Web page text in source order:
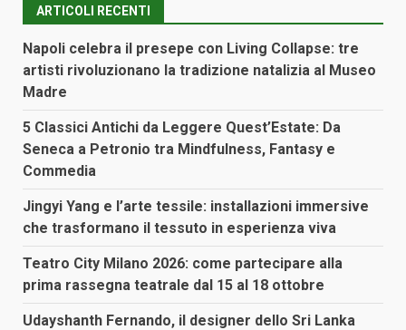
ARTICOLI RECENTI
Napoli celebra il presepe con Living Collapse: tre
artisti rivoluzionano la tradizione natalizia al Museo
Madre
5 Classici Antichi da Leggere Quest’Estate: Da
Seneca a Petronio tra Mindfulness, Fantasy e
Commedia
Jingyi Yang e l’arte tessile: installazioni immersive
che trasformano il tessuto in esperienza viva
Teatro City Milano 2026: come partecipare alla
prima rassegna teatrale dal 15 al 18 ottobre
Udayshanth Fernando, il designer dello Sri Lanka